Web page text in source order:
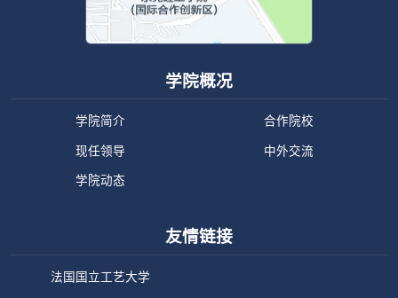
学院概况
学院简介 合作院校
现任领导 中外交流
学院动态
友情链接
法国国立工艺大学